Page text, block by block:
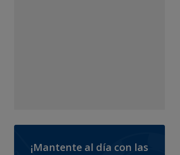
¡Mantente al día con las